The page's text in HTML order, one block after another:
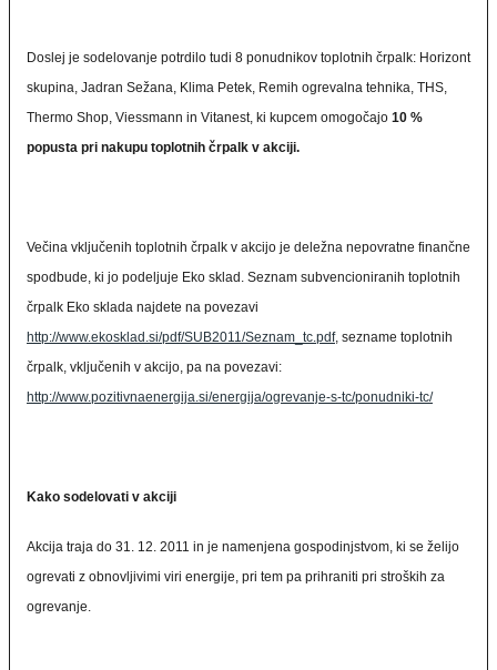
Doslej je sodelovanje potrdilo tudi 8 ponudnikov toplotnih črpalk: Horizont
skupina, Jadran Sežana, Klima Petek, Remih ogrevalna tehnika, THS,
Thermo Shop, Viessmann in Vitanest, ki kupcem omogočajo 10 %
popusta pri nakupu toplotnih črpalk v akciji.
Večina vključenih toplotnih črpalk v akcijo je deležna nepovratne finančne
spodbude, ki jo podeljuje Eko sklad. Seznam subvencioniranih toplotnih
črpalk Eko sklada najdete na povezavi
http://www.ekosklad.si/pdf/SUB2011/Seznam_tc.pdf, sezname toplotnih
črpalk, vključenih v akcijo, pa na povezavi:
http://www.pozitivnaenergija.si/energija/ogrevanje-s-tc/ponudniki-tc/
Kako sodelovati v akciji
Akcija traja do 31. 12. 2011 in je namenjena gospodinjstvom, ki se želijo
ogrevati z obnovljivimi viri energije, pri tem pa prihraniti pri stroških za
ogrevanje.